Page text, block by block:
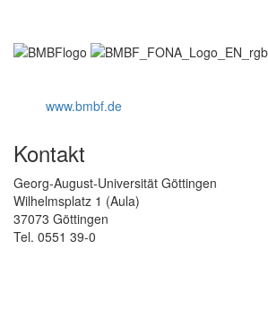
www.bmbf.de
Kontakt
Georg-August-Universität Göttingen
Wilhelmsplatz 1 (Aula)
37073 Göttingen
Tel. 0551 39-0